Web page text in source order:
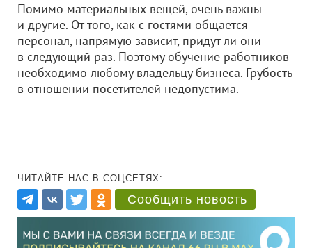
Помимо материальных вещей, очень важны
и другие. От того, как с гостями общается
персонал, напрямую зависит, придут ли они
в следующий раз. Поэтому обучение работников
необходимо любому владельцу бизнеса. Грубость
в отношении посетителей недопустима.
ЧИТАЙТЕ НАС В СОЦСЕТЯХ:
Сообщить новость